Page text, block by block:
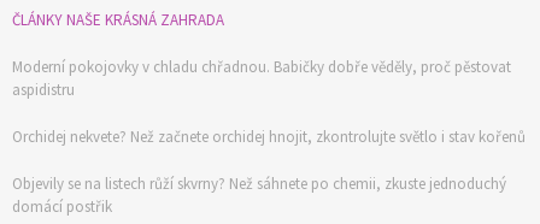
ČLÁNKY NAŠE KRÁSNÁ ZAHRADA
Moderní pokojovky v chladu chřadnou. Babičky dobře věděly, proč pěstovat
aspidistru
Orchidej nekvete? Než začnete orchidej hnojit, zkontrolujte světlo i stav kořenů
Objevily se na listech růží skvrny? Než sáhnete po chemii, zkuste jednoduchý
domácí postřik